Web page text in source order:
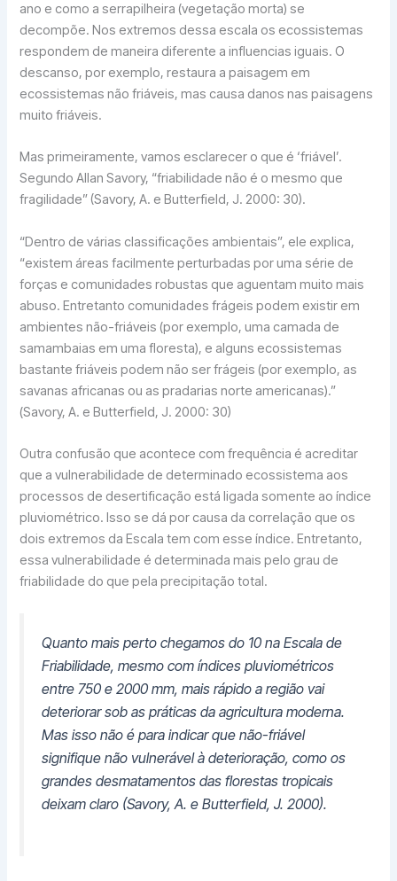
ano e como a serrapilheira (vegetação morta) se
decompõe. Nos extremos dessa escala os ecossistemas
respondem de maneira diferente a influencias iguais. O
descanso, por exemplo, restaura a paisagem em
ecossistemas não friáveis, mas causa danos nas paisagens
muito friáveis.
Mas primeiramente, vamos esclarecer o que é ‘friável’.
Segundo Allan Savory, “friabilidade não é o mesmo que
fragilidade” (Savory, A. e Butterfield, J. 2000: 30).
“Dentro de várias classificações ambientais”, ele explica,
“existem áreas facilmente perturbadas por uma série de
forças e comunidades robustas que aguentam muito mais
abuso. Entretanto comunidades frágeis podem existir em
ambientes não-friáveis (por exemplo, uma camada de
samambaias em uma floresta), e alguns ecossistemas
bastante friáveis podem não ser frágeis (por exemplo, as
savanas africanas ou as pradarias norte americanas).”
(Savory, A. e Butterfield, J. 2000: 30)
Outra confusão que acontece com frequência é acreditar
que a vulnerabilidade de determinado ecossistema aos
processos de desertificação está ligada somente ao índice
pluviométrico. Isso se dá por causa da correlação que os
dois extremos da Escala tem com esse índice. Entretanto,
essa vulnerabilidade é determinada mais pelo grau de
friabilidade do que pela precipitação total.
Quanto mais perto chegamos do 10 na Escala de
Friabilidade, mesmo com índices pluviométricos
entre 750 e 2000 mm, mais rápido a região vai
deteriorar sob as práticas da agricultura moderna.
Mas isso não é para indicar que não-friável
signifique não vulnerável à deterioração, como os
grandes desmatamentos das florestas tropicais
deixam claro (Savory, A. e Butterfield, J. 2000).